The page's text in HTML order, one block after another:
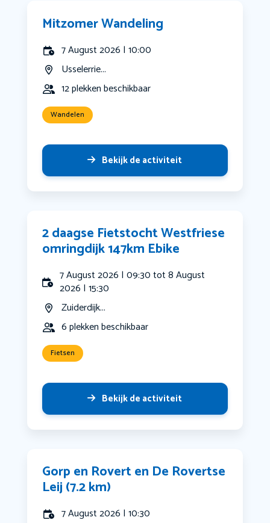
Mitzomer Wandeling
7 August 2026 | 10:00
Usselerrie...
12 plekken beschikbaar
Wandelen
Bekijk de activiteit
2 daagse Fietstocht Westfriese
omringdijk 147km Ebike
7 August 2026 | 09:30 tot 8 August
2026 | 15:30
Zuiderdijk...
6 plekken beschikbaar
Fietsen
Bekijk de activiteit
Gorp en Rovert en De Rovertse
Leij (7.2 km)
7 August 2026 | 10:30